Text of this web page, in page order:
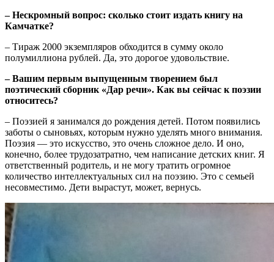
– Нескромный вопрос: сколько стоит издать книгу на
Камчатке?
– Тираж 2000 экземпляров обходится в сумму около
полумиллиона рублей. Да, это дорогое удовольствие.
– Вашим первым выпущенным творением был
поэтический сборник «Дар речи». Как вы сейчас к поэзии
относитесь?
– Поэзией я занимался до рождения детей. Потом появились
заботы о сыновьях, которым нужно уделять много внимания.
Поэзия — это искусство, это очень сложное дело. И оно,
конечно, более трудозатратно, чем написание детских книг. Я
ответственный родитель, и не могу тратить огромное
количество интеллектуальных сил на поэзию. Это с семьей
несовместимо. Дети вырастут, может, вернусь.